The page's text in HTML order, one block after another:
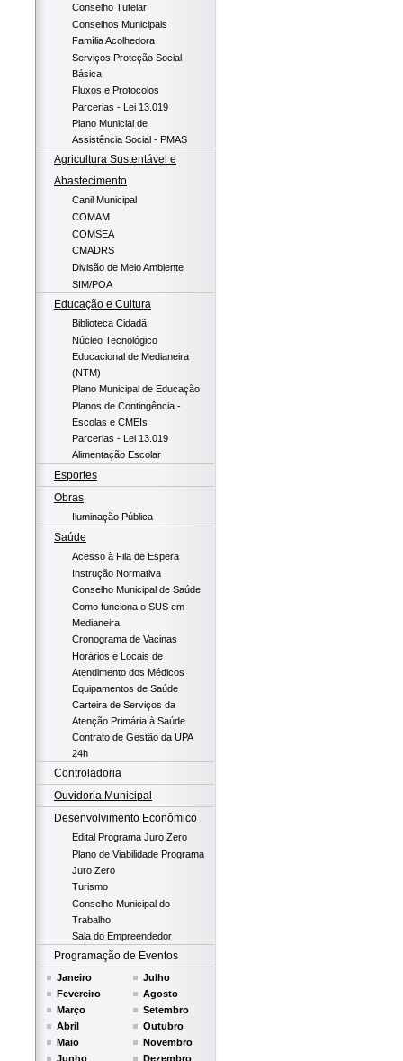
Conselho Tutelar
Conselhos Municipais
Família Acolhedora
Serviços Proteção Social
Básica
Fluxos e Protocolos
Parcerias - Lei 13.019
Plano Municial de
Assistência Social - PMAS
Agricultura Sustentável e
Abastecimento
Canil Municipal
COMAM
COMSEA
CMADRS
Divisão de Meio Ambiente
SIM/POA
Educação e Cultura
Biblioteca Cidadã
Núcleo Tecnológico
Educacional de Medianeira
(NTM)
Plano Municipal de Educação
Planos de Contingência -
Escolas e CMEIs
Parcerias - Lei 13.019
Alimentação Escolar
Esportes
Obras
Iluminação Pública
Saúde
Acesso à Fila de Espera
Instrução Normativa
Conselho Municipal de Saúde
Como funciona o SUS em
Medianeira
Cronograma de Vacinas
Horários e Locais de
Atendimento dos Médicos
Equipamentos de Saúde
Carteira de Serviços da
Atenção Primária à Saúde
Contrato de Gestão da UPA
24h
Controladoria
Ouvidoria Municipal
Desenvolvimento Econômico
Edital Programa Juro Zero
Plano de Viabilidade Programa
Juro Zero
Turismo
Conselho Municipal do
Trabalho
Sala do Empreendedor
Programação de Eventos
Janeiro
Fevereiro
Março
Abril
Maio
Junho
Julho
Agosto
Setembro
Outubro
Novembro
Dezembro